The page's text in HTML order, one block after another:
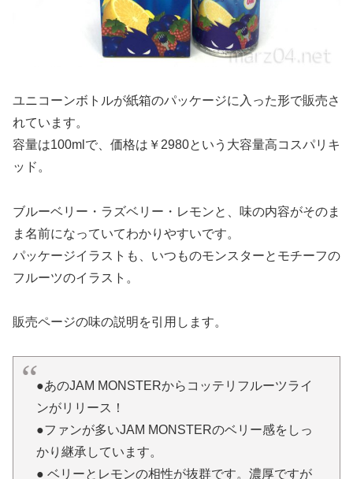
ユニコーンボトルが紙箱のパッケージに入った形で販売さ
れています。
容量は100mlで、価格は￥2980という大容量高コスパリキ
ッド。
ブルーベリー・ラズベリー・レモンと、味の内容がそのま
ま名前になっていてわかりやすいです。
パッケージイラストも、いつものモンスターとモチーフの
フルーツのイラスト。
販売ページの味の説明を引用します。
●あのJAM MONSTERからコッテリフルーツライ
ンがリリース！
●ファンが多いJAM MONSTERのベリー感をしっ
かり継承しています。
● ベリーとレモンの相性が抜群です。濃厚ですが